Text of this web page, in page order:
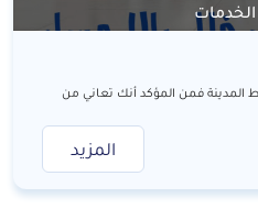
المدينة فمن المؤكد أنك تعاني من
المزيد